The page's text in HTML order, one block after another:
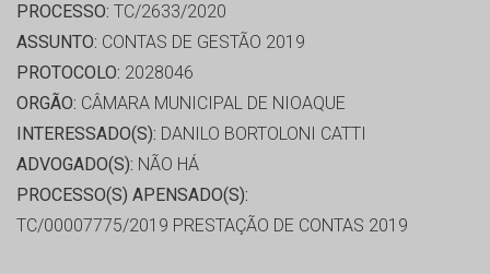
PROCESSO: TC/2633/2020
ASSUNTO: CONTAS DE GESTÃO 2019
PROTOCOLO: 2028046
ORGÃO: CÂMARA MUNICIPAL DE NIOAQUE
INTERESSADO(S): DANILO BORTOLONI CATTI
ADVOGADO(S): NÃO HÁ
PROCESSO(S) APENSADO(S):
TC/00007775/2019 PRESTAÇÃO DE CONTAS 2019